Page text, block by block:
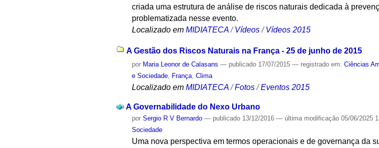
criada uma estrutura de análise de riscos naturais dedicada à
problematizada nesse evento.
Localizado em MIDIATECA /Vídeos /Vídeos 2015
A Gestão dos Riscos Naturais na França - 25 de junho de 2015
por Maria Leonor de Calasans — publicado 17/07/2015— registrado em:Ciências
e Sociedade, França,Clima
Localizado em MIDIATECA /Fotos /Eventos 2015
A Governabilidade do Nexo Urbano
porSergio R V Bernardo — publicado 13/12/2016— última modificação 05/06/2025
Sociedade
Uma nova perspectiva em termos operacionais e de governança da